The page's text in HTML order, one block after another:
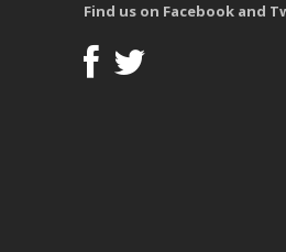
Find us on Facebook and